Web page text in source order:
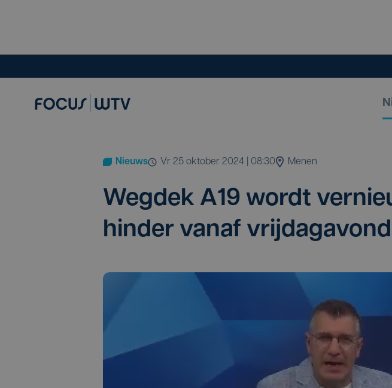
Nieuws vr 25 oktober 2024 | 08:30 Menen
Weg­dek A19 wordt
hin­der van­af vrijdagavond